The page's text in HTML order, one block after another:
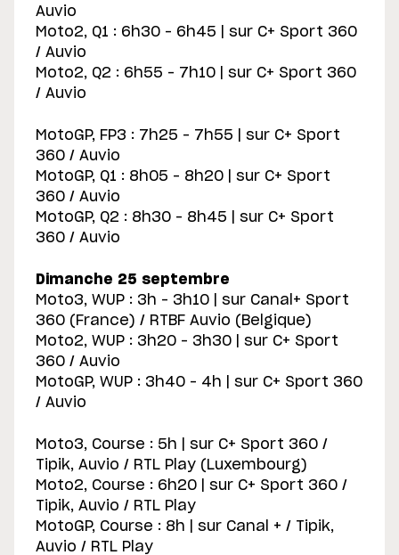
Auvio
Moto2, Q1 : 6h30 – 6h45 | sur C+ Sport 360
/ Auvio
Moto2, Q2 : 6h55 – 7h10 | sur C+ Sport 360
/ Auvio
MotoGP, FP3 : 7h25 – 7h55 | sur C+ Sport
360 / Auvio
MotoGP, Q1 : 8h05 – 8h20 | sur C+ Sport
360 / Auvio
MotoGP, Q2 : 8h30 – 8h45 | sur C+ Sport
360 / Auvio
Dimanche 25 septembre
Moto3, WUP : 3h – 3h10 | sur Canal+ Sport
360 (France) / RTBF Auvio (Belgique)
Moto2, WUP : 3h20 – 3h30 | sur C+ Sport
360 / Auvio
MotoGP, WUP : 3h40 – 4h | sur C+ Sport 360
/ Auvio
Moto3, Course : 5h | sur C+ Sport 360 /
Tipik, Auvio / RTL Play (Luxembourg)
Moto2, Course : 6h20 | sur C+ Sport 360 /
Tipik, Auvio / RTL Play
MotoGP, Course : 8h | sur Canal + / Tipik,
Auvio / RTL Play